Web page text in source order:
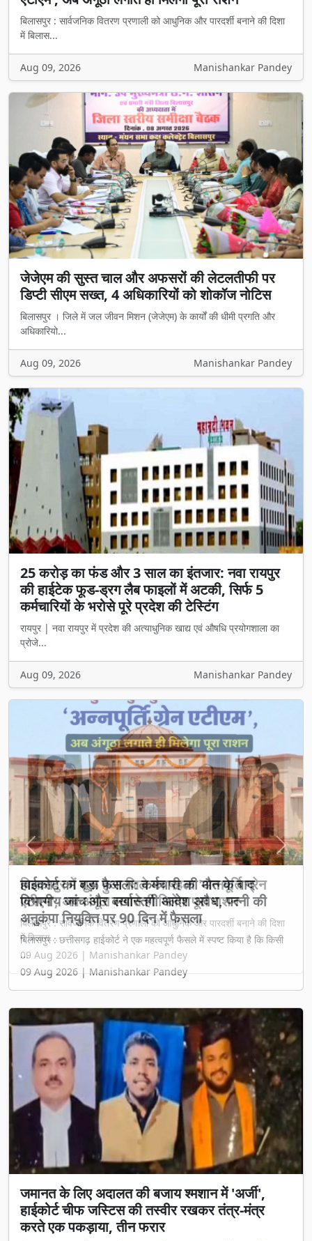
बिलासपुर : सार्वजनिक वितरण प्रणाली को आधुनिक और पारदर्शी बनाने की दिशा
में बिलास...
Aug 09, 2026 Manishankar Pandey
जेजेएम की सुस्त चाल और अफसरों की लेटलतीफी पर
डिप्टी सीएम सख्त, 4 अधिकारियों को शोकॉज नोटिस
बिलासपुर । जिले में जल जीवन मिशन (जेजेएम) के कार्यों की धीमी प्रगति और
अधिकारियो...
Aug 09, 2026 Manishankar Pandey
25 करोड़ का फंड और 3 साल का इंतजार: नवा रायपुर
की हाईटेक फूड-ड्रग लैब फाइलों में अटकी, सिर्फ 5
कर्मचारियों के भरोसे पूरे प्रदेश की टेस्टिंग
रायपुर | नवा रायपुर में प्रदेश की अत्याधुनिक खाद्य एवं औषधि प्रयोगशाला का
प्रोजे...
Aug 09, 2026 Manishankar Pandey
बिलासपुर में शुरू हुआ जिले का पहला 'अन्नपूर्ति ग्रेन
एटीएम', अब अंगूठा लगाते ही मिलेगा पूरा राशन
बिलासपुर : सार्वजनिक वितरण प्रणाली को आधुनिक और पारदर्शी बनाने की दिशा
में बिलास...
09 Aug 2026 | Manishankar Pandey
Previous Next
जमानत के लिए अदालत की बजाय श्मशान में 'अर्जी',
हाईकोर्ट चीफ जस्टिस की तस्वीर रखकर तंत्र-मंत्र
करते एक पकड़ाया, तीन फरार
बिलासपुर: अदालत में जमानत के लिए आमतौर पर वकील दलीलें पेश करते हैं,